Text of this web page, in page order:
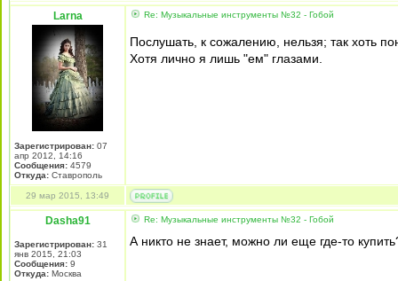
Larna
Зарегистрирован: 07
апр 2012, 14:16
Сообщения: 4579
Откуда: Ставрополь
Re: Музыкальные инструменты №32 - Гобой
Послушать, к сожалению, нельзя; так хоть
Хотя лично я лишь "ем" глазами.
29 мар 2015, 13:49
Dasha91
Зарегистрирован: 31
янв 2015, 21:03
Сообщения: 9
Откуда: Москва
Re: Музыкальные инструменты №32 - Гобой
А никто не знает, можно ли еще где-то